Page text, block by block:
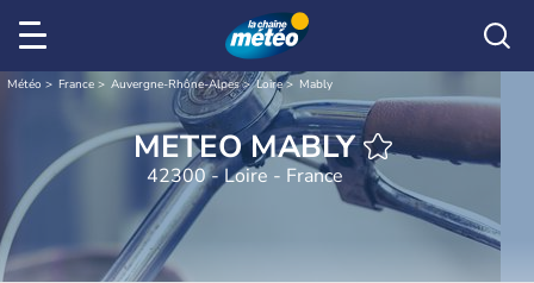
Météo France Auvergne-Rhône-Alpes Loire Mably
METEO MABLY
42300 - Loire - France